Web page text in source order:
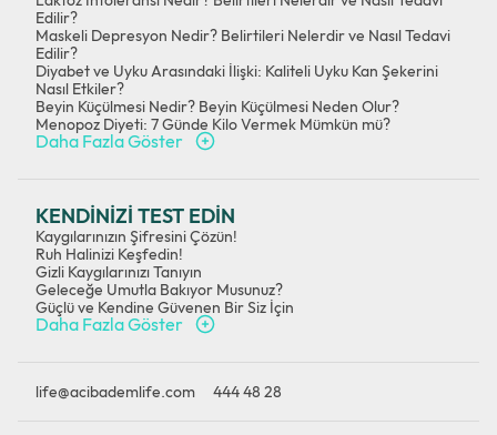
Edilir?
Maskeli Depresyon Nedir? Belirtileri Nelerdir ve Nasıl Tedavi
Edilir?
Diyabet ve Uyku Arasındaki İlişki: Kaliteli Uyku Kan Şekerini
Nasıl Etkiler?
Beyin Küçülmesi Nedir? Beyin Küçülmesi Neden Olur?
Menopoz Diyeti: 7 Günde Kilo Vermek Mümkün mü?
Daha Fazla Göster
KENDİNİZİ TEST EDİN
Kaygılarınızın Şifresini Çözün!
Ruh Halinizi Keşfedin!
Gizli Kaygılarınızı Tanıyın
Geleceğe Umutla Bakıyor Musunuz?
Güçlü ve Kendine Güvenen Bir Siz İçin
Daha Fazla Göster
life@acibademlife.com 444 48 28